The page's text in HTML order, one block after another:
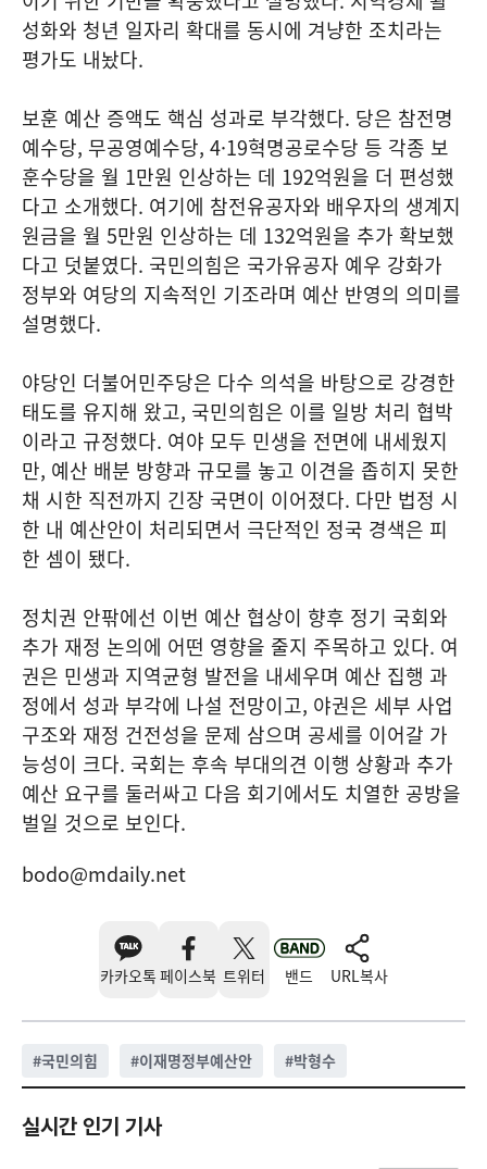
성화와 청년 일자리 확대를 동시에 겨냥한 조치라는
평가도 내놨다.
보훈 예산 증액도 핵심 성과로 부각했다. 당은 참전명
예수당, 무공영예수당, 4·19혁명공로수당 등 각종 보
훈수당을 월 1만원 인상하는 데 192억원을 더 편성했
다고 소개했다. 여기에 참전유공자와 배우자의 생계지
원금을 월 5만원 인상하는 데 132억원을 추가 확보했
다고 덧붙였다. 국민의힘은 국가유공자 예우 강화가
정부와 여당의 지속적인 기조라며 예산 반영의 의미를
설명했다.
야당인 더불어민주당은 다수 의석을 바탕으로 강경한
태도를 유지해 왔고, 국민의힘은 이를 일방 처리 협박
이라고 규정했다. 여야 모두 민생을 전면에 내세웠지
만, 예산 배분 방향과 규모를 놓고 이견을 좁히지 못한
채 시한 직전까지 긴장 국면이 이어졌다. 다만 법정 시
한 내 예산안이 처리되면서 극단적인 정국 경색은 피
한 셈이 됐다.
정치권 안팎에선 이번 예산 협상이 향후 정기 국회와
추가 재정 논의에 어떤 영향을 줄지 주목하고 있다. 여
권은 민생과 지역균형 발전을 내세우며 예산 집행 과
정에서 성과 부각에 나설 전망이고, 야권은 세부 사업
구조와 재정 건전성을 문제 삼으며 공세를 이어갈 가
능성이 크다. 국회는 후속 부대의견 이행 상황과 추가
예산 요구를 둘러싸고 다음 회기에서도 치열한 공방을
벌일 것으로 보인다.
bodo@mdaily.net
카카오톡 페이스북 트위터 밴드 URL복사
#국민의힘 #이재명정부예산안 #박형수
실시간 인기 기사